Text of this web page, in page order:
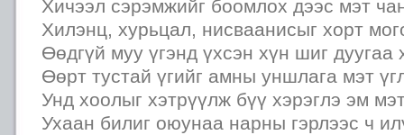
Хичээл сэрэмжийг боомлох дээс мэт
Хилэнц, хурьцал, нисваанисыг хорт
Өөдгүй муу үгэнд үхсэн хүн шиг дуугаа
Өөрт тустай үгийг амны уншлага мэт
Унд хоолыг хэтрүүлж бүү хэрэглэ эм
Ухаан билиг оюунаа нарны гэрлээс ч